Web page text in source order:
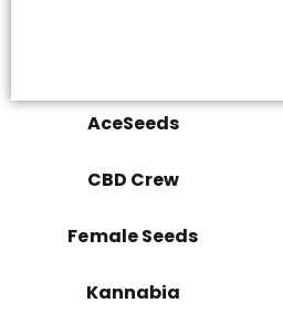
AceSeeds
CBD Crew
Female Seeds
Kannabia